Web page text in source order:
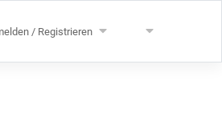
/ Registrieren